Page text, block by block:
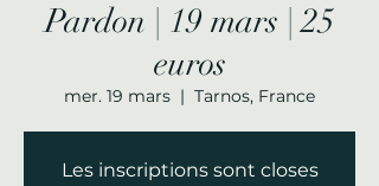
Pardon | 19 mars | 25
euros
mer. 19 mars
  |
Tarnos, France
Les inscriptions sont closes